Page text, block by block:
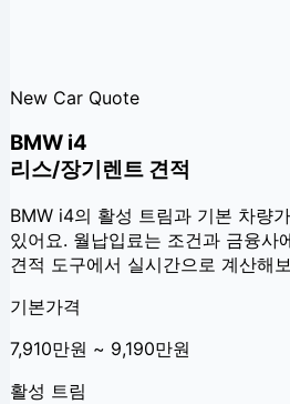
New Car Quote
BMW i4
리스/장기렌트 견적
BMW i4의 활성 트림과 기본 차량
있어요. 월납입료는 조건과 금융사
견적 도구에서 실시간으로 계산해
기본가격
7,910만원 ~ 9,190만원
활성 트림